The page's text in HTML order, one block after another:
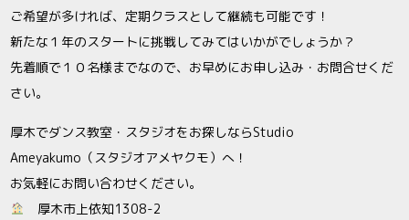
ご希望が多ければ、定期クラスとして継続も可能です！
新たな１年のスタートに挑戦してみてはいかがでしょうか？
先着順で１０名様までなので、お早めにお申し込み・お問合せくだ
さい。
厚木でダンス教室・スタジオをお探しならStudio
Ameyakumo（スタジオアメヤクモ）へ！
お気軽にお問い合わせください。
厚木市上依知1308-2